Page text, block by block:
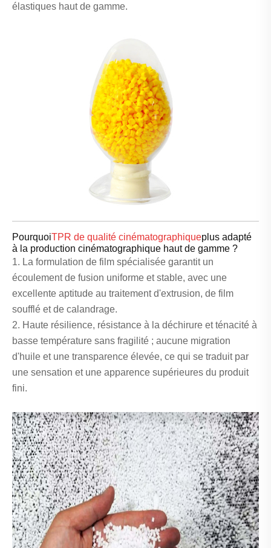
élastiques haut de gamme.
PourquoiTPR de qualité cinématographiqueplus adapté
à la production cinématographique haut de gamme ?
1. La formulation de film spécialisée garantit un
écoulement de fusion uniforme et stable, avec une
excellente aptitude au traitement d'extrusion, de film
soufflé et de calandrage.
2. Haute résilience, résistance à la déchirure et ténacité à
basse température sans fragilité ; aucune migration
d'huile et une transparence élevée, ce qui se traduit par
une sensation et une apparence supérieures du produit
fini.